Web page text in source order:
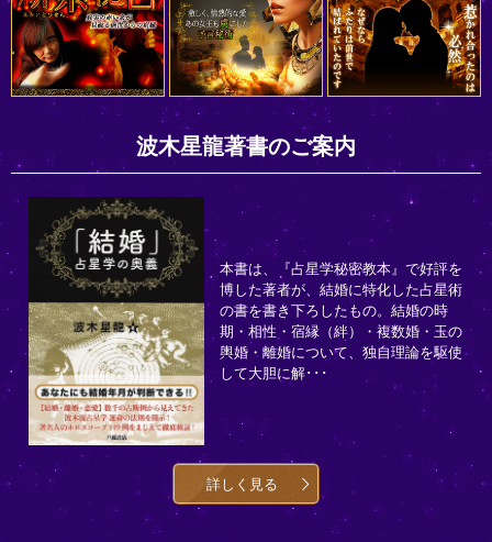
波木星龍著書のご案内
本書は、『占星学秘密教本』で好評を
博した著者が、結婚に特化した占星術
の書を書き下ろしたもの。結婚の時
期・相性・宿縁（絆）・複数婚・玉の
輿婚・離婚について、独自理論を駆使
して大胆に解･･･
詳しく見る